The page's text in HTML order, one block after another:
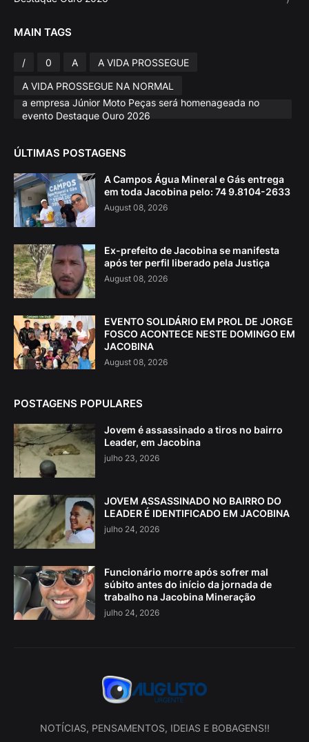
MAIN TAGS
/ 0 A
A VIDA PROSSEGUE
A VIDA PROSSEGUE NA NORMAL
a empresa Júnior Moto Peças será homenageada no
evento Destaque Ouro 2026
ÚLTIMAS POSTAGENS
A Campos Água Mineral e Gás entrega
em toda Jacobina pelo: 74 9.8104-2633
August 08, 2026
Ex-prefeito de Jacobina se manifesta
após ter perfil liberado pela Justiça
August 08, 2026
EVENTO SOLIDÁRIO EM PROL DE JORGE
FOSCO ACONTECE NESTE DOMINGO EM
JACOBINA
August 08, 2026
POSTAGENS POPULARES
Jovem é assassinado a tiros no bairro
Leader, em Jacobina
julho 23, 2026
JOVEM ASSASSINADO NO BAIRRO DO
LEADER É IDENTIFICADO EM JACOBINA
julho 24, 2026
Funcionário morre após sofrer mal
súbito antes do início da jornada de
trabalho na Jacobina Mineração
julho 24, 2026
NOTÍCIAS, PENSAMENTOS, IDEIAS E BOBAGENS!!